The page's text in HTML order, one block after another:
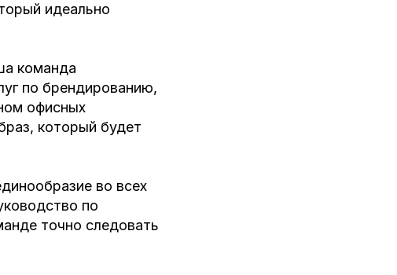
идеально
команда
по брендированию,
офисных
который будет
во всех
по
точно следовать